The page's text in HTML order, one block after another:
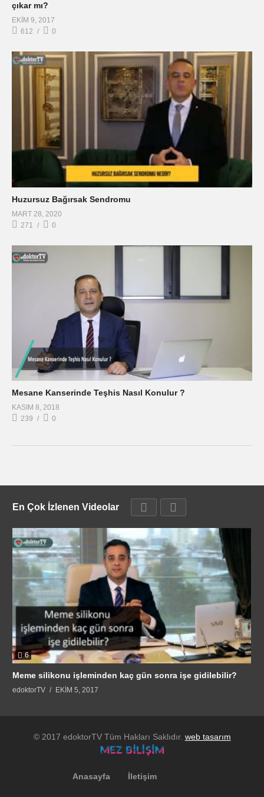
çıkar mı?
EKIM 9, 2017
612
0
Huzursuz Bağırsak Sendromu
MART 28, 2020
271
0
Mesane Kanserinde Teşhis Nasıl Konulur ?
KASIM 8, 2018
239
0
En Çok İzlenen Videolar
6
Meme silikonu işleminden kaç gün sonra işe gidilebilir?
edoktorTV EKIM 5, 2017
© 2017 edoktorTV Tüm Hakları Saklıdır. web tasarım
Anasayfa İletişim